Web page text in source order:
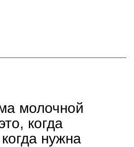
молочной
когда
нужна